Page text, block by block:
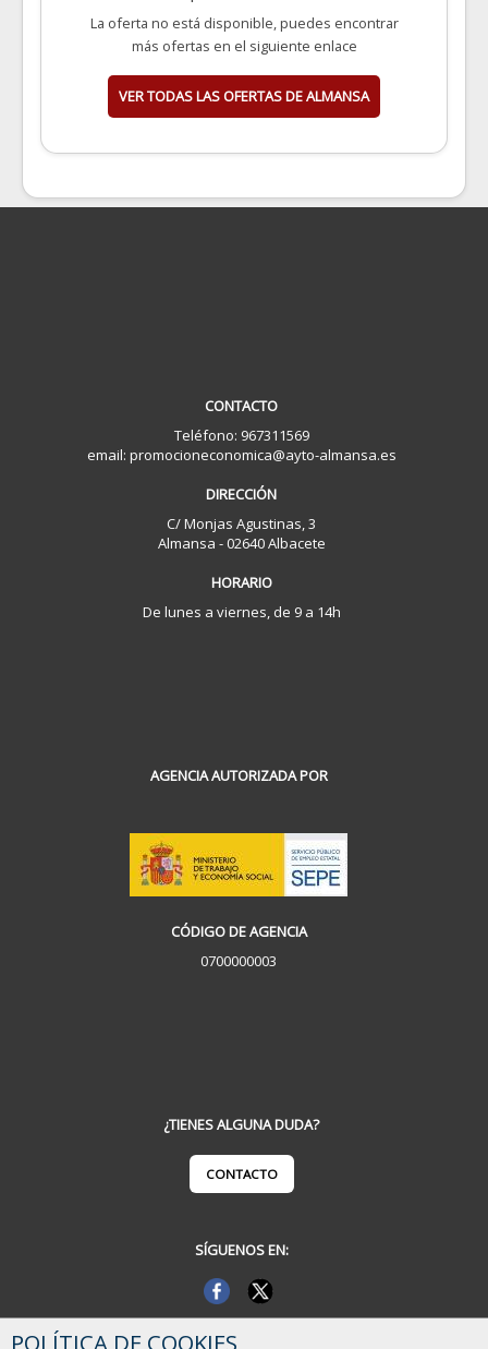
La oferta no está disponible, puedes encontrar
más ofertas en el siguiente enlace
VER TODAS LAS OFERTAS DE ALMANSA
CONTACTO
Teléfono: 967311569
email: promocioneconomica@ayto-almansa.es
DIRECCIÓN
C/ Monjas Agustinas, 3
Almansa - 02640 Albacete
HORARIO
De lunes a viernes, de 9 a 14h
AGENCIA AUTORIZADA POR
CÓDIGO DE AGENCIA
0700000003
¿TIENES ALGUNA DUDA?
CONTACTO
SÍGUENOS EN:
POLÍTICA DE COOKIES